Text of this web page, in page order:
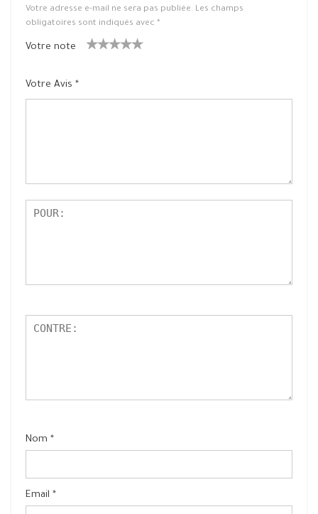
Votre adresse e-mail ne sera pas publiée. Les champs
obligatoires sont indiqués avec *
Votre note
oil
sur
Votre Avis *
Nom *
Email *